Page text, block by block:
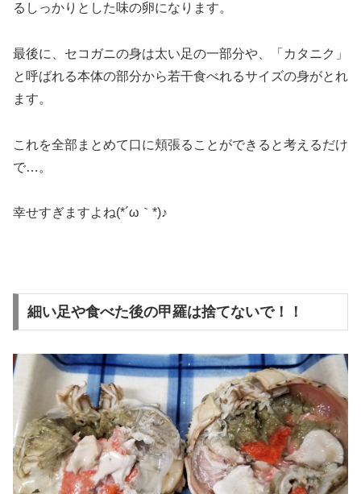
るしっかりとした味の卵になります。
最後に、セコガニの身は太い足の一部分や、「カタニク」
と呼ばれる本体の部分から若干食べれるサイズの身がとれ
ます。
これを全部まとめて口に頬張ることができると考えるだけ
で…。
幸せすぎますよね(*´ω｀*)♪
細い足や食べた後の甲羅は捨てないで！！